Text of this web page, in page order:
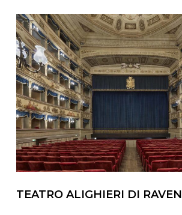
TEATRO ALIGHIERI DI